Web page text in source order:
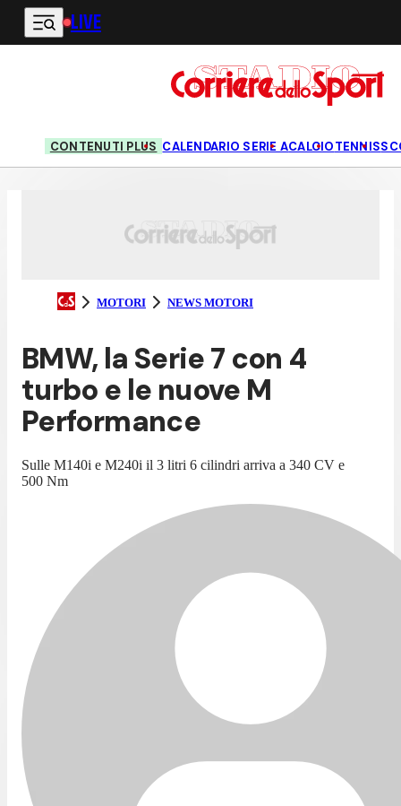
Vai al contenuto principale
LIVE
CONTENUTI PLUS CALENDARIO SERIE ACALCIOTENNIS
MOTORI NEWS MOTORI
BMW, la Serie 7 con 4
turbo e le nuove M
Performance
Sulle M140i e M240i il 3 litri 6 cilindri arriva a 340 CV e
500 Nm